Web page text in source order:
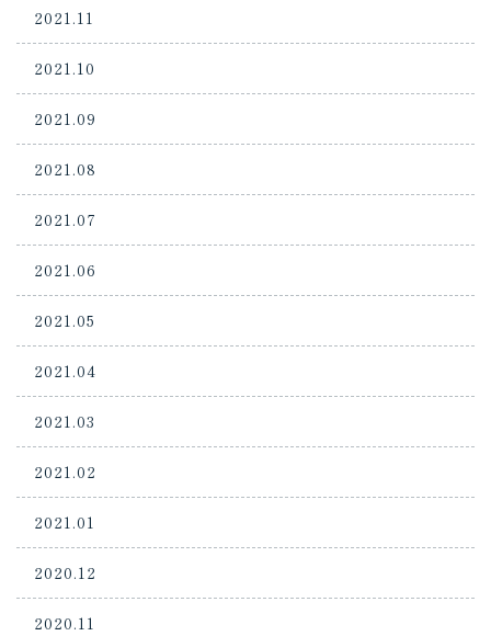
2021.11
2021.10
2021.09
2021.08
2021.07
2021.06
2021.05
2021.04
2021.03
2021.02
2021.01
2020.12
2020.11